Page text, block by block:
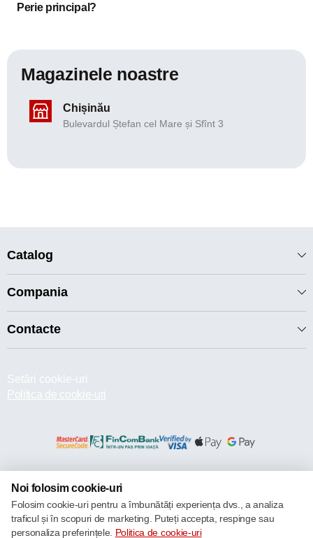
Perie principal?
Magazinele noastre
Chișinău
Bulevardul Ștefan cel Mare și Sfînt 3
Catalog
Compania
Contacte
Setări cookie-uri
Politica de cookie-uri
Noi folosim cookie-uri
Folosim cookie-uri pentru a îmbunătăți experiența dvs., a analiza
traficul și în scopuri de marketing. Puteți accepta, respinge sau
personaliza preferințele. Politica de cookie-uri